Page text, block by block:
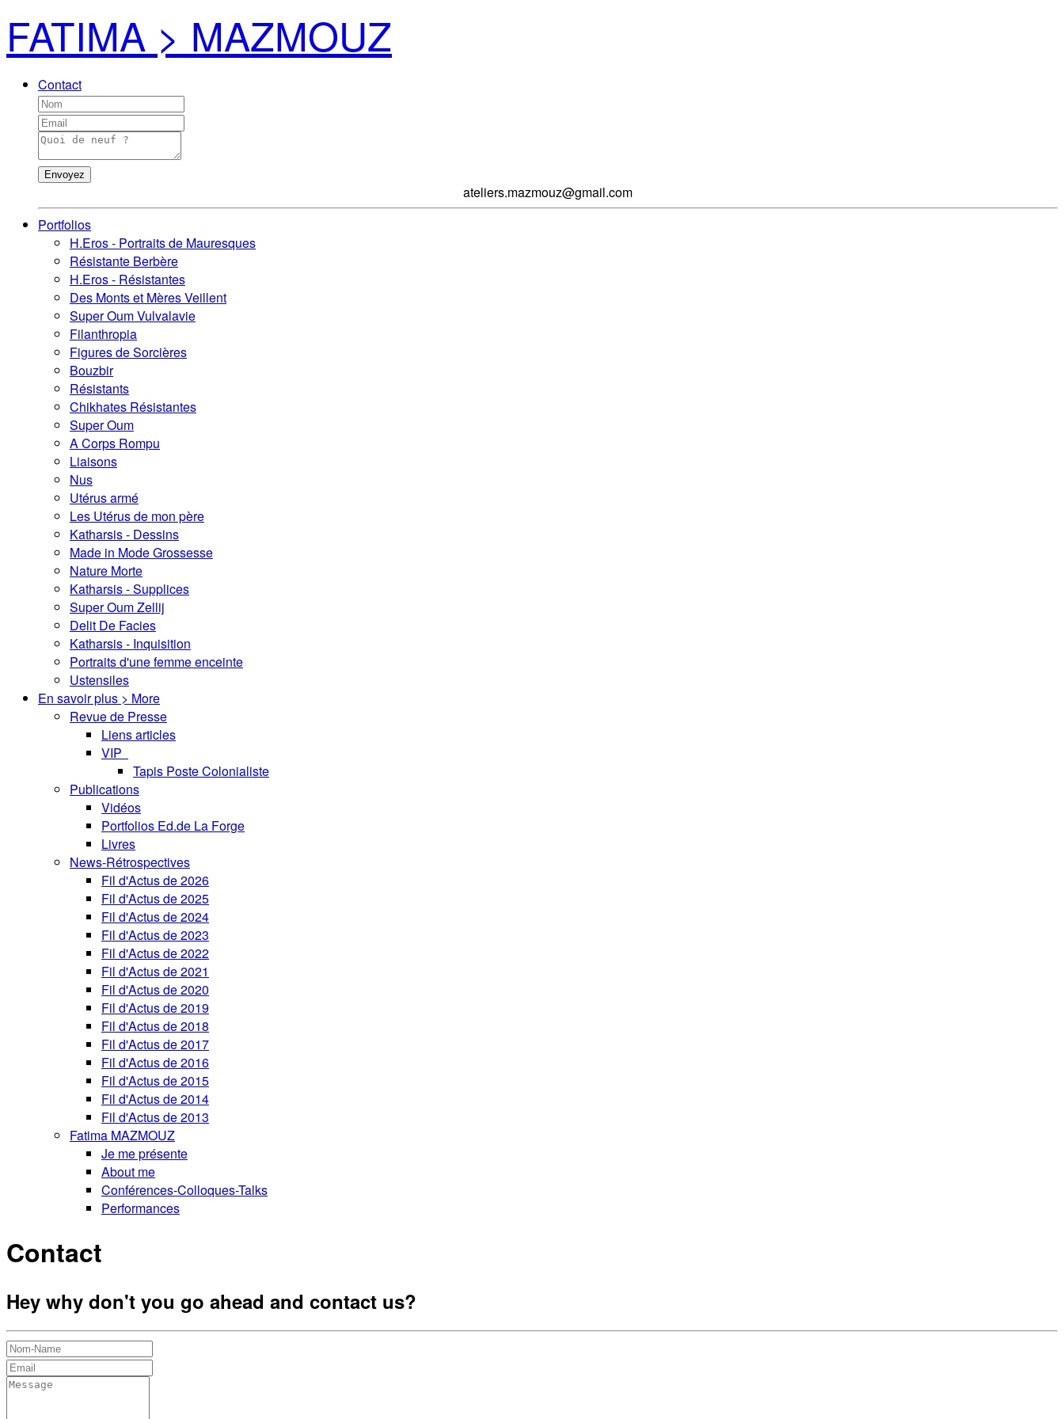
FATIMA > MAZMOUZ
Contact
Envoyez
ateliers.mazmouz@gmail.com
Portfolios
H.Eros - Portraits de Mauresques
Résistante Berbère
H.Eros - Résistantes
Des Monts et Mères Veillent
Super Oum Vulvalavie
Filanthropia
Figures de Sorcières
Bouzbir
Résistants
Chikhates Résistantes
Super Oum
A Corps Rompu
Liaisons
Nus
Utérus armé
Les Utérus de mon père
Katharsis - Dessins
Made in Mode Grossesse
Nature Morte
Katharsis - Supplices
Super Oum Zellij
Delit De Facies
Katharsis - Inquisition
Portraits d'une femme enceinte
Ustensiles
En savoir plus > More
Revue de Presse
Liens articles
VIP
Tapis Poste Colonialiste
Publications
Vidéos
Portfolios Ed.de La Forge
Livres
News-Rétrospectives
Fil d'Actus de 2026
Fil d'Actus de 2025
Fil d'Actus de 2024
Fil d'Actus de 2023
Fil d'Actus de 2022
Fil d'Actus de 2021
Fil d'Actus de 2020
Fil d'Actus de 2019
Fil d'Actus de 2018
Fil d'Actus de 2017
Fil d'Actus de 2016
Fil d'Actus de 2015
Fil d'Actus de 2014
Fil d'Actus de 2013
Fatima MAZMOUZ
Je me présente
About me
Conférences-Colloques-Talks
Performances
Contact
Hey why don't you go ahead and contact us?